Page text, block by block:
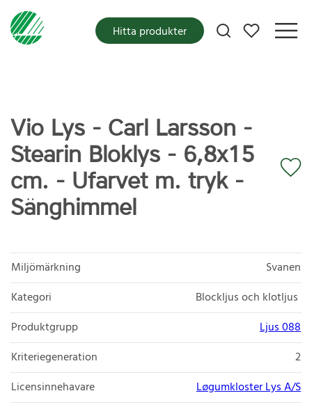
Mina favoriter
Hitta produkter
Vio Lys - Carl Larsson -
Stearin Bloklys - 6,8x15
cm. - Ufarvet m. tryk -
Sänghimmel
Miljömärkning
Svanen
Kategori
Blockljus och klotljus
Produktgrupp
Ljus 088
Kriteriegeneration
2
Licensinnehavare
Løgumkloster Lys A/S